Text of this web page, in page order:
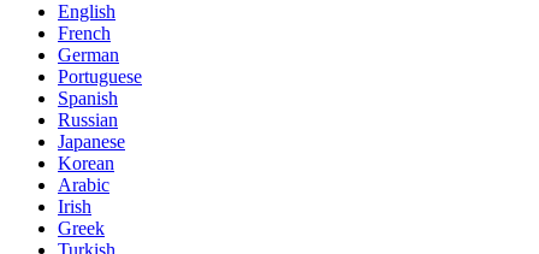
English
French
German
Portuguese
Spanish
Russian
Japanese
Korean
Arabic
Irish
Greek